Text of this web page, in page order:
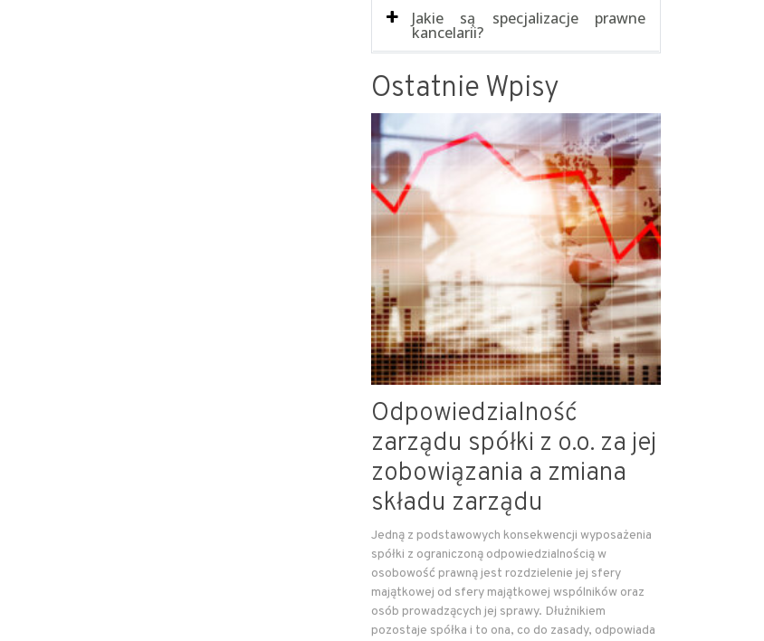
Jakie są specjalizacje prawne
kancelarii?
Ostatnie Wpisy
Odpowiedzialność
zarządu spółki z o.o. za jej
zobowiązania a zmiana
składu zarządu
Jedną z podstawowych konsekwencji wyposażenia
spółki z ograniczoną odpowiedzialnością w
osobowość prawną jest rozdzielenie jej sfery
majątkowej od sfery majątkowej wspólników oraz
osób prowadzących jej sprawy. Dłużnikiem
pozostaje spółka i to ona, co do zasady, odpowiada